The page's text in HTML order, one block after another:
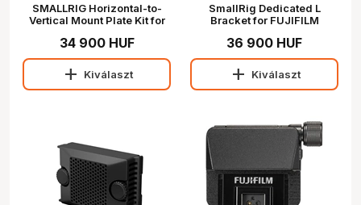
SMALLRIG Horizontal-to-
Vertical Mount Plate Kit for
Series Cameras 4305
34 900 HUF
add Kiválaszt
SmallRig Dedicated L
Bracket for FUJIFILM
Battery Grip 4203
36 900 HUF
add Kiválaszt